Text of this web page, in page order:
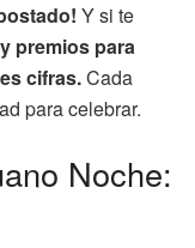
Y si te
premios para
cifras.Cada
para celebrar.
Noche: